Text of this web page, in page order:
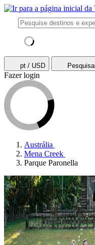
pt / USD
Fazer login
Austrália
Mena Creek
Parque Paronella